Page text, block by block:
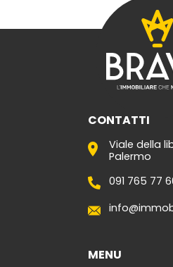
CONTATTI
Viale della
Palermo
091 765 77
MENU